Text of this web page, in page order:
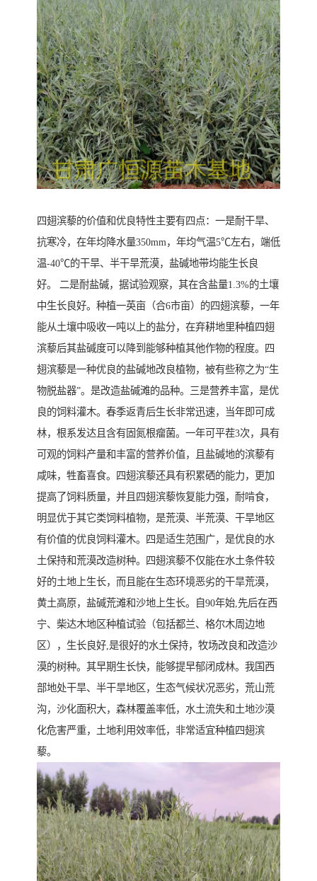
四翅滨藜的价值和优良特性主要有四点：一是耐干旱、
抗寒冷，在年均降水量350mm，年均气温5℃左右，端低
温-40℃的干旱、半干旱荒漠，盐碱地带均能生长良
好。 二是耐盐碱，据试验观察，其在含盐量1.3%的土壤
中生长良好。种植一英亩（合6市亩）的四翅滨藜，一年
能从土壤中吸收一吨以上的盐分，在弃耕地里种植四翅
滨藜后其盐碱度可以降到能够种植其他作物的程度。四
翅滨藜是一种优良的盐碱地改良植物，被有些称之为“生
物脱盐器”。是改造盐碱滩的品种。三是营养丰富，是优
良的饲料灌木。春季返青后生长非常迅速，当年即可成
林，根系发达且含有固氮根瘤菌。一年可平茬3次，具有
可观的饲料产量和丰富的营养价值，且盐碱地的滨藜有
咸味，牲畜喜食。四翅滨藜还具有积累硒的能力，更加
提高了饲料质量，并且四翅滨藜恢复能力强，耐啃食，
明显优于其它类饲料植物，是荒漠、半荒漠、干旱地区
有价值的优良饲料灌木。四是适生范围广，是优良的水
土保持和荒漠改造树种。四翅滨藜不仅能在水土条件较
好的土地上生长，而且能在生态环境恶劣的干旱荒漠，
黄土高原，盐碱荒滩和沙地上生长。自90年始,先后在西
宁、柴达木地区种植试验（包括都兰、格尔木周边地
区），生长良好,是很好的水土保持，牧场改良和改造沙
漠的树种。其早期生长快，能够提早郁闭成林。我国西
部地处干旱、半干旱地区，生态气候状况恶劣，荒山荒
沟，沙化面积大，森林覆盖率低，水土流失和土地沙漠
化危害严重，土地利用效率低，非常适宜种植四翅滨
藜。